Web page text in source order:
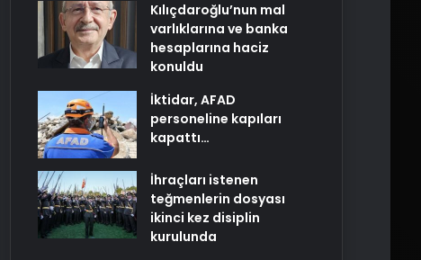
Kılıçdaroğlu’nun mal
varlıklarına ve banka
hesaplarına haciz
konuldu
İktidar, AFAD
personeline kapıları
kapattı…
İhraçları istenen
teğmenlerin dosyası
ikinci kez disiplin
kurulunda